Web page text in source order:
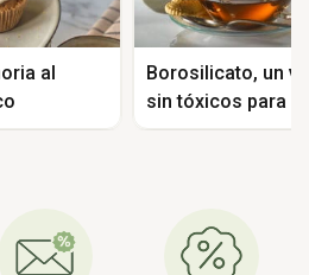
al
Borosilicato, un
sin tóxicos para